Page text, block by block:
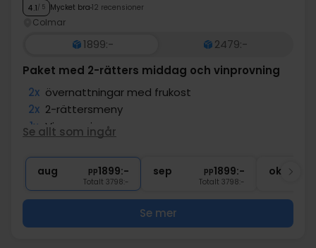
4.1/ 5 Mycket bra 12 recensioner
Colmar
1899:-
2479:-
Paket med 2-rätters middag och vinprovning
2x övernattningar med frukost
2x 2-rättersmeny
1x Vinprovning
flaska vin vid vinprovning
∞ Gratis internet och parkering
Se allt som ingår
aug pp1899:-
Totalt 3798:-
sep pp1899:-
Totalt 3798:-
okt
Se mer